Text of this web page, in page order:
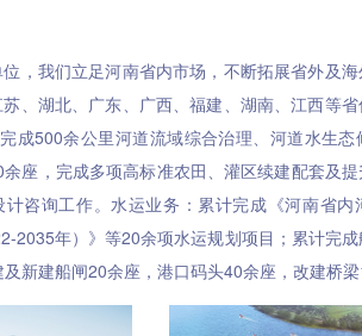
，我们立足河南省内市场，不断拓展省外及
、湖北、广东、广西、福建、湖南、江西等
成500余公里河道流域综合治理、河道水生态
座，完成多项高标准农田、灌区续建配套及
咨询工作。水运业务：累计完成《河南省内
2035年）》等20余项水运规划项目；累计完
新建船闸20余座，港口码头40余座，改建桥梁